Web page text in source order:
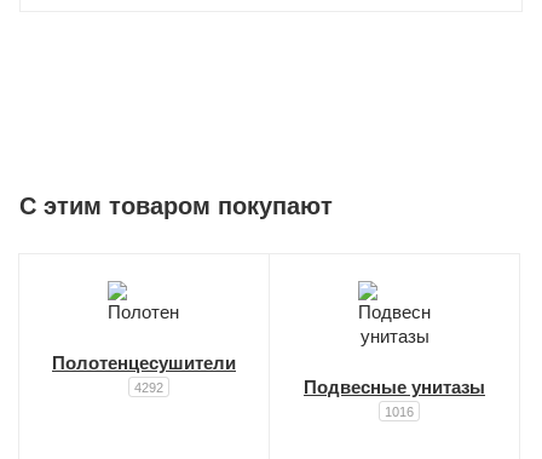
C этим товаром покупают
Полотенцесушители
4292 Подвесные унитазы
1016